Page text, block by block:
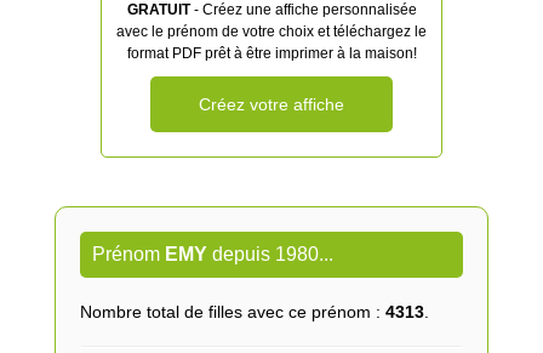
GRATUIT- Créez une affiche personnalisée
avec le prénom de votre choix et téléchargez le
format PDF prêt à être imprimer à la maison!
Créez votre affiche
Prénom EMYdepuis 1980...
Nombre total de filles avec ce prénom : 4313.